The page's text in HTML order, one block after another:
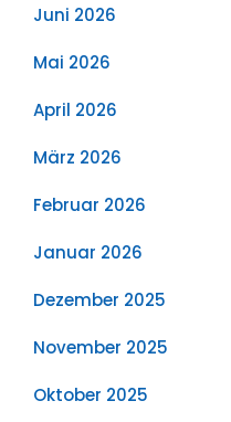
Juni 2026
Mai 2026
April 2026
März 2026
Februar 2026
Januar 2026
Dezember 2025
November 2025
Oktober 2025